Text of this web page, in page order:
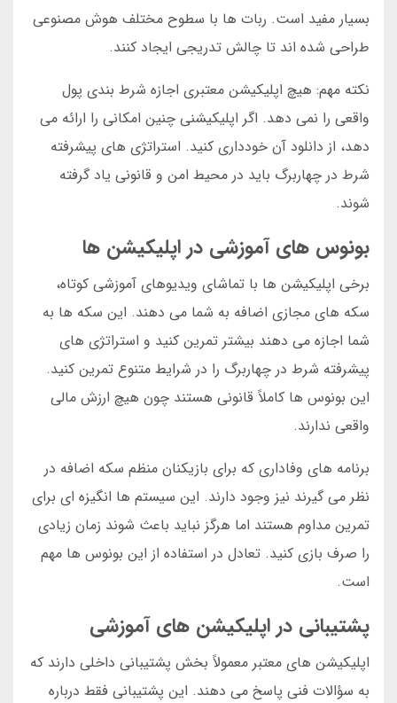
بسیار مفید است. ربات ها با سطوح مختلف هوش مصنوعی
طراحی شده اند تا چالش تدریجی ایجاد کنند.
نکته مهم: هیچ اپلیکیشن معتبری اجازه شرط بندی پول
واقعی را نمی دهد. اگر اپلیکیشنی چنین امکانی را ارائه می
دهد، از دانلود آن خودداری کنید. استراتژی های پیشرفته
شرط در چهاربرگ باید در محیط امن و قانونی یاد گرفته
شوند.
بونوس های آموزشی در اپلیکیشن ها
برخی اپلیکیشن ها با تماشای ویدیوهای آموزشی کوتاه،
سکه های مجازی اضافه به شما می دهند. این سکه ها به
شما اجازه می دهند بیشتر تمرین کنید و استراتژی های
پیشرفته شرط در چهاربرگ را در شرایط متنوع تمرین کنید.
این بونوس ها کاملاً قانونی هستند چون هیچ ارزش مالی
واقعی ندارند.
برنامه های وفاداری که برای بازیکنان منظم سکه اضافه در
نظر می گیرند نیز وجود دارند. این سیستم ها انگیزه ای برای
تمرین مداوم هستند اما هرگز نباید باعث شوند زمان زیادی
را صرف بازی کنید. تعادل در استفاده از این بونوس ها مهم
است.
پشتیبانی در اپلیکیشن های آموزشی
اپلیکیشن های معتبر معمولاً بخش پشتیبانی داخلی دارند که
به سؤالات فنی پاسخ می دهند. این پشتیبانی فقط درباره